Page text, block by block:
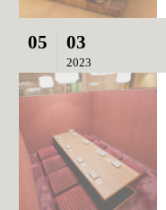
05 03
2023